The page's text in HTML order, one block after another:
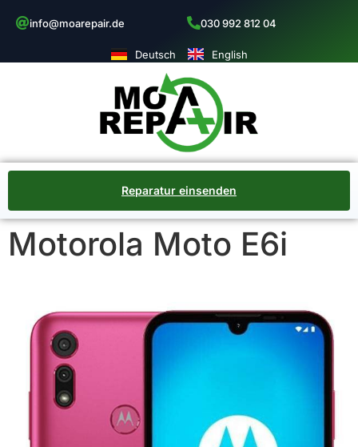
info@moarepair.de 030 992 812 04
Deutsch English
Reparatur einsenden
Motorola Moto E6i